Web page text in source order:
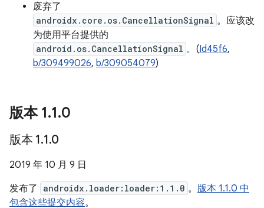
废弃了
androidx.core.os.CancellationSignal 。应该改
为使用平台提供的
android.os.CancellationSignal 。(Id45f6,
b/309499026, b/309054079)
版本 1.1.0
版本 1.1.0
2019 年 10 月 9 日
发布了
androidx.loader:loader:1.1.0 。 版本 1.1.0 中
包含这些提交内容。